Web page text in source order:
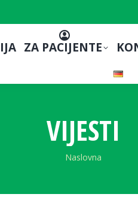
ZA PACIJENTE
VIJESTI
You are here:
Naslovna